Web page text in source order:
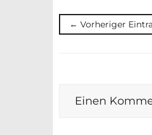
← Vorheriger
Einen